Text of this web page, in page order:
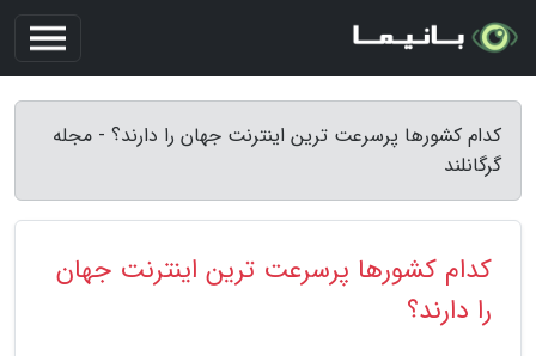
کدام کشورها پرسرعت ترین اینترنت جهان را دارند؟ - مجله
گرگانلند
کدام کشورها پرسرعت ترین اینترنت جهان
را دارند؟